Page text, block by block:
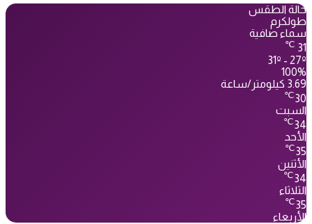
حالة الطقس
طولكرم
سماء صافية
31
℃
31º - 27º
100%
3.69 كيلومتر/ساعة
30
℃
السبت
34
℃
الأحد
35
℃
الأثنين
34
℃
الثلاثاء
35
℃
الأربعاء